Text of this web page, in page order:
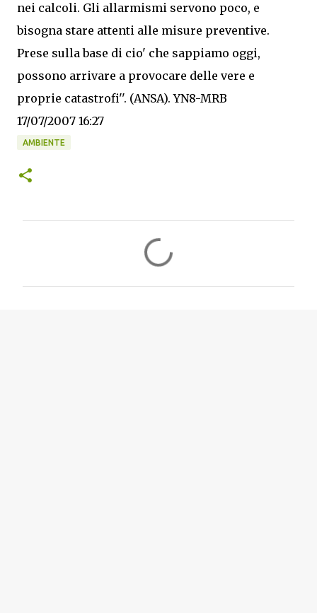
nei calcoli. Gli allarmismi servono poco, e
bisogna stare attenti alle misure preventive.
Prese sulla base di cio' che sappiamo oggi,
possono arrivare a provocare delle vere e
proprie catastrofi''. (ANSA). YN8-MRB
17/07/2007 16:27
AMBIENTE